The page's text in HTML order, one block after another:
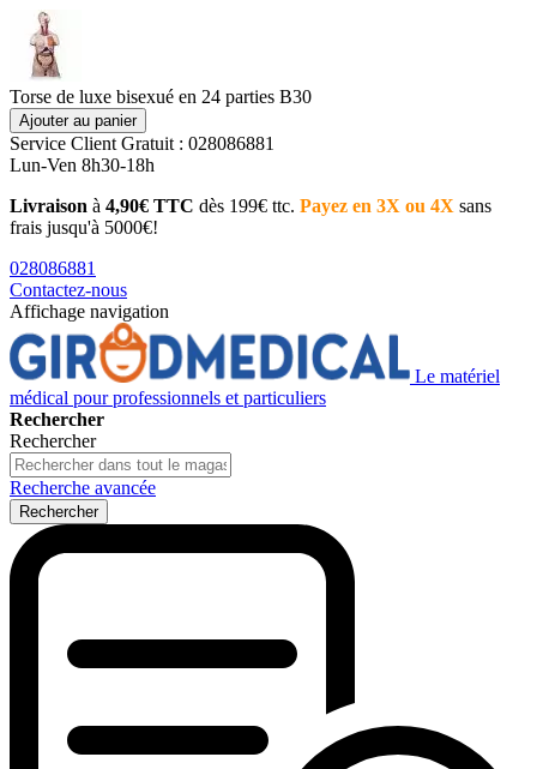
Torse de luxe bisexué en 24 parties B30
Ajouter au panier
Service Client Gratuit : 028086881
Lun-Ven 8h30-18h
Livraison à 4,90€ TTC dès 199€ ttc. Payez en 3X ou 4X sans
frais jusqu'à 5000€!
028086881
Contactez-nous
Affichage navigation
Le matériel
médical pour professionnels et particuliers
Rechercher
Rechercher
Recherche avancée
Rechercher